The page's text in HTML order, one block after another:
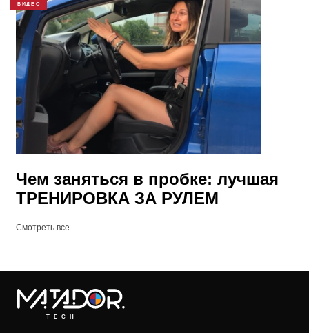
ВИДЕО
Чем заняться в пробке: лучшая
ТРЕНИРОВКА ЗА РУЛЕМ
Смотреть все
TECH